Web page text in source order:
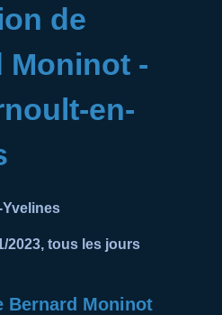
de
Moninot -
en-
2023, tous les jours
Bernard Moninot